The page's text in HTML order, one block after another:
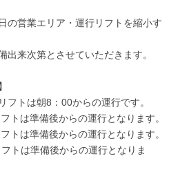
の営業エリア・運行リフトを縮小す
出来次第とさせていただきます。
フトは朝8：00からの運行です。
トは準備後からの運行となります。
トは準備後からの運行となります。
トは準備後からの運行となりま